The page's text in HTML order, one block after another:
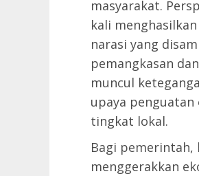
masyarakat.
kali
narasi yang
pemangkasan
muncul
upaya
tingkat lokal.
Bagi
menggerakkan